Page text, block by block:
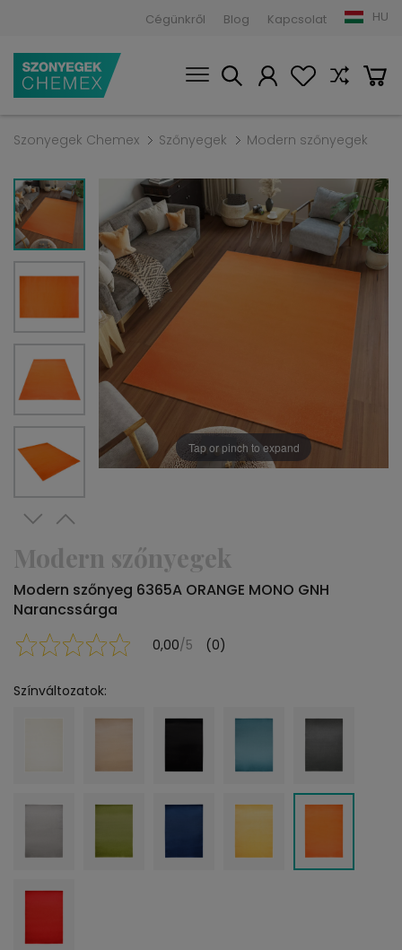
Cégünkről Blog Kapcsolat HU
Szonyegek Chemex Szőnyegek Modern szőnyegek
Tap or pinch to expand
Modern szőnyegek
Modern szőnyeg 6365A ORANGE MONO GNH
Narancssárga
0,00/5 (0)
Színváltozatok: